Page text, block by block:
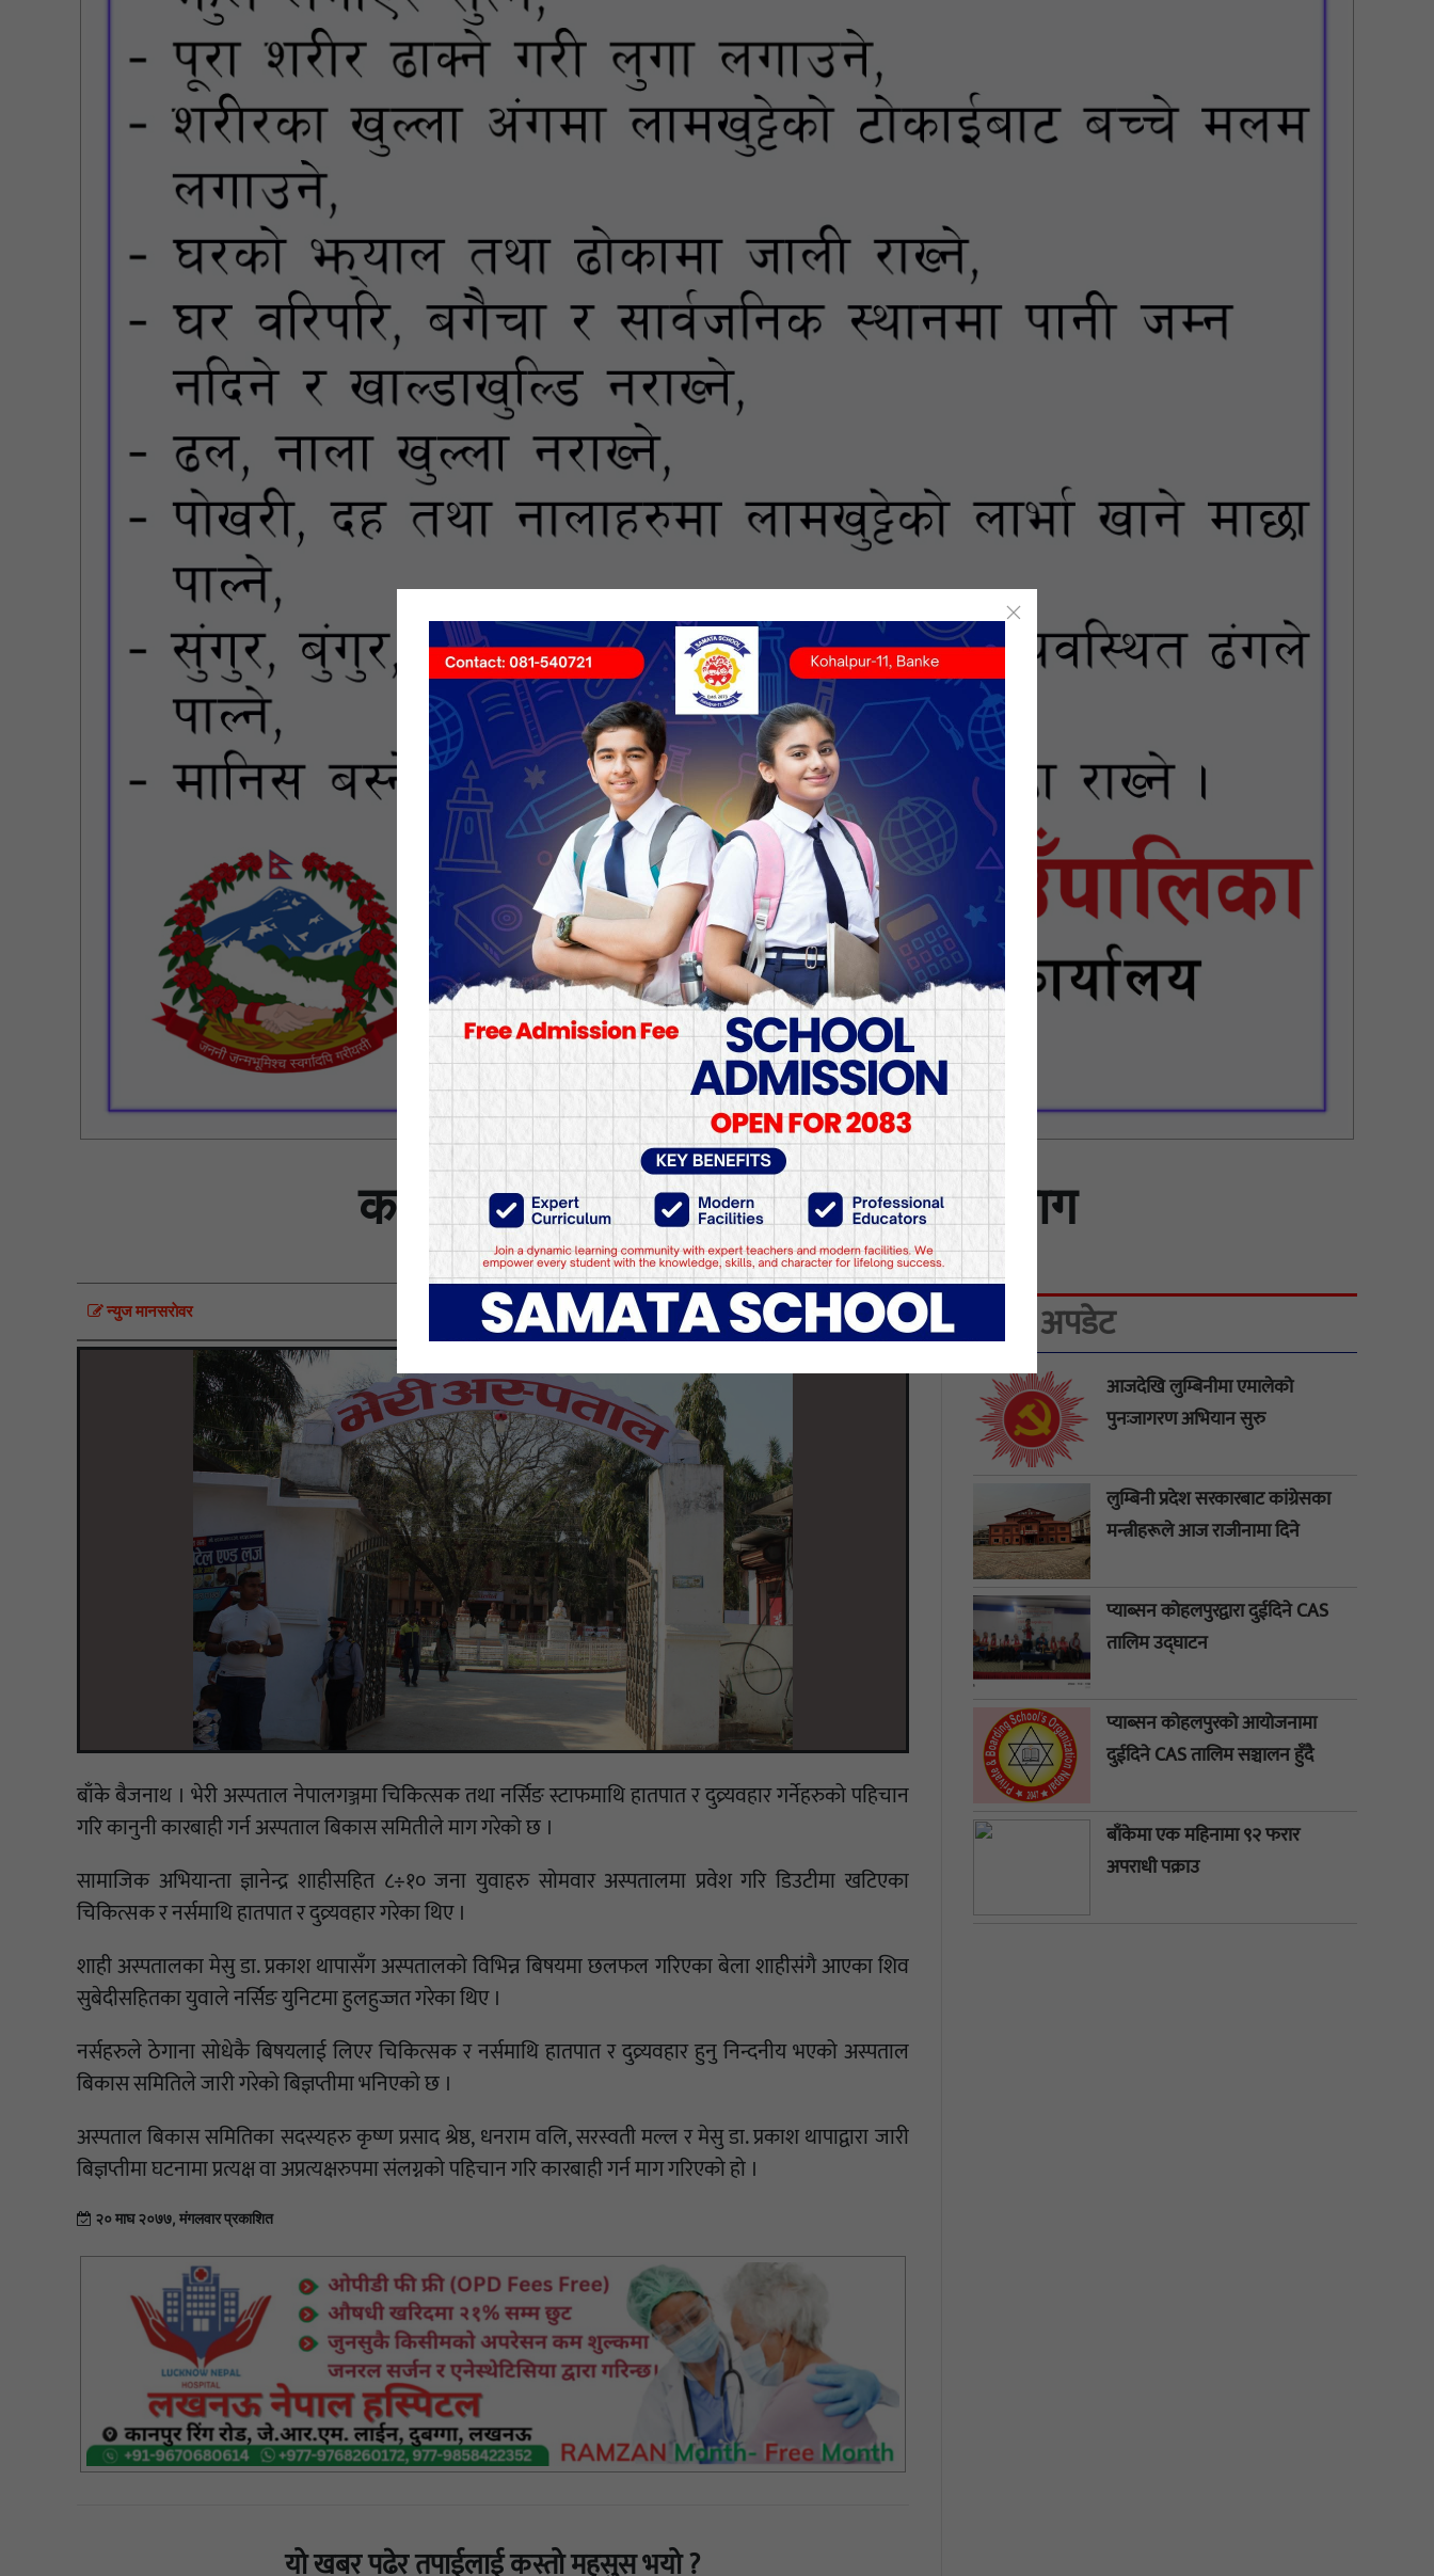
कानुनी कारबाही गर्न भेरी अस्पतालको माग
न्युज मानसराेवर
बाँके बैजनाथ । भेरी अस्पताल नेपालगञ्जमा चिकित्सक तथा नर्सिङ स्टाफमाथि हातपात र दुव्र्यवहार गर्नेहरुको पहिचान
गरि कानुनी कारबाही गर्न अस्पताल बिकास समितीले माग गरेको छ ।
सामाजिक अभियान्ता ज्ञानेन्द्र शाहीसहित ८÷१० जना युवाहरु सोमवार अस्पतालमा प्रवेश गरि डिउटीमा खटिएका
चिकित्सक र नर्समाथि हातपात र दुव्र्यवहार गरेका थिए ।
शाही अस्पतालका मेसु डा. प्रकाश थापासँग अस्पतालको विभिन्न बिषयमा छलफल गरिएका बेला शाहीसंगै आएका शिव
सुबेदीसहितका युवाले नर्सिङ युनिटमा हुलहुज्जत गरेका थिए ।
नर्सहरुले ठेगाना सोधेकै बिषयलाई लिएर चिकित्सक र नर्समाथि हातपात र दुव्र्यवहार हुनु निन्दनीय भएको अस्पताल
बिकास समितिले जारी गरेको बिज्ञप्तीमा भनिएको छ ।
अस्पताल बिकास समितिका सदस्यहरु कृष्ण प्रसाद श्रेष्ठ, धनराम वलि, सरस्वती मल्ल र मेसु डा. प्रकाश थापाद्वारा जारी
बिज्ञप्तीमा घटनामा प्रत्यक्ष वा अप्रत्यक्षरुपमा संलग्नको पहिचान गरि कारबाही गर्न माग गरिएको हो ।
२० माघ २०७७, मंगलवार प्रकाशित
यो खबर पढेर तपाईलाई कस्तो महसुस भयो ?
ताजा अपडेट
आजदेखि लुम्बिनीमा एमालेको
पुनःजागरण अभियान सुरु
लुम्बिनी प्रदेश सरकारबाट कांग्रेसका
मन्त्रीहरूले आज राजीनामा दिने
प्याब्सन कोहलपुरद्वारा दुईदिने CAS
तालिम उद्घाटन
प्याब्सन कोहलपुरको आयोजनामा
दुईदिने CAS तालिम सञ्चालन हुँदै
बाँकेमा एक महिनामा ९२ फरार
अपराधी पक्राउ